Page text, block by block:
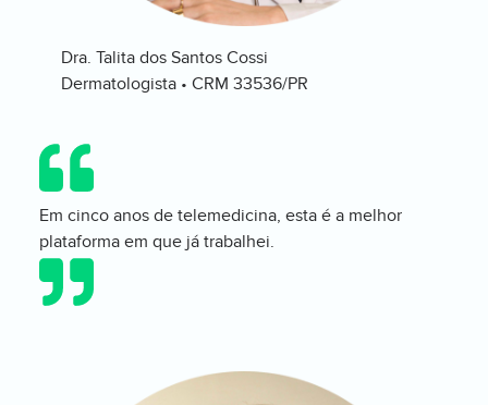
Dra. Talita dos Santos Cossi
Dermatologista • CRM 33536/PR
Em cinco anos de telemedicina, esta é a melhor
plataforma em que já trabalhei.